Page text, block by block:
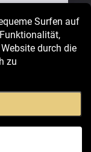
Surfen auf
durch die
zu